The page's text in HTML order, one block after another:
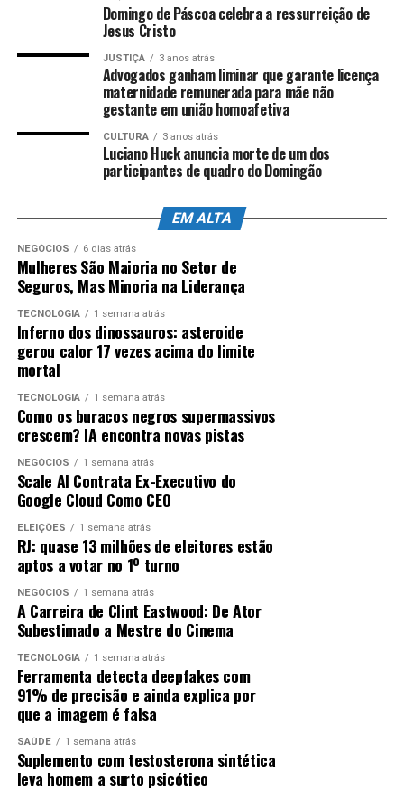
ANÚNCIO
Ver essa foto no Instagram
“Alguns pensam que funk é
coisa do diabo, mas mostro
que o que vale é o
Domingo de Páscoa celebra a ressurreição de
Jesus Cristo
JUSTIÇA 3 anos atrás
Advogados ganham liminar que garante licença
maternidade remunerada para mãe não
gestante em união homoafetiva
CULTURA 3 anos atrás
Luciano Huck anuncia morte de um dos
participantes de quadro do Domingão
EM ALTA
NEGÓCIOS 6 dias atrás
Mulheres São Maioria no Setor de
Seguros, Mas Minoria na Liderança
TECNOLOGIA 1 semana atrás
Inferno dos dinossauros: asteroide
gerou calor 17 vezes acima do limite
mortal
TECNOLOGIA 1 semana atrás
Como os buracos negros supermassivos
crescem? IA encontra novas pistas
NEGÓCIOS 1 semana atrás
Scale AI Contrata Ex-Executivo do
Google Cloud Como CEO
ELEIÇÕES 1 semana atrás
RJ: quase 13 milhões de eleitores estão
aptos a votar no 1º turno
NEGÓCIOS 1 semana atrás
A Carreira de Clint Eastwood: De Ator
Subestimado a Mestre do Cinema
TECNOLOGIA 1 semana atrás
Ferramenta detecta deepfakes com
91% de precisão e ainda explica por
que a imagem é falsa
SAÚDE 1 semana atrás
Suplemento com testosterona sintética
leva homem a surto psicótico